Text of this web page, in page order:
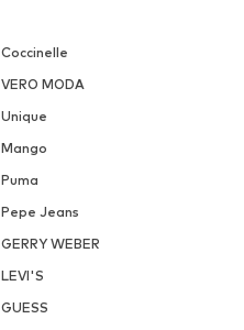
Coccinelle
VERO MODA
Unique
Mango
Puma
Pepe Jeans
GERRY WEBER
LEVI'S
GUESS